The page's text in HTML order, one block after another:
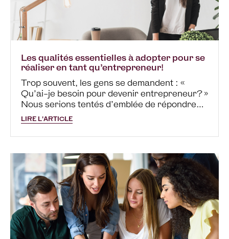
Les qualités essentielles à adopter pour se
réaliser en tant qu’entrepreneur!
Trop souvent, les gens se demandent : «
Qu’ai-je besoin pour devenir entrepreneur? »
Nous serions tentés d’emblée de répondre
qu’il faut une bonne intelligence, avoir étudié
en administration ou en gestion, voire même
détenir un MBA d’une université
LIRE L'ARTICLE